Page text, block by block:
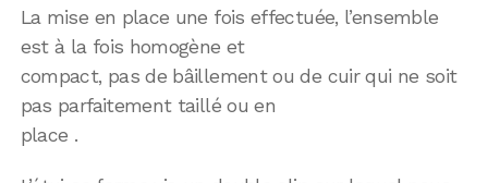
La mise en place une fois effectuée, l’ensemble
est à la fois homogène et
compact, pas de bâillement ou de cuir qui ne soit
pas parfaitement taillé ou en
place .